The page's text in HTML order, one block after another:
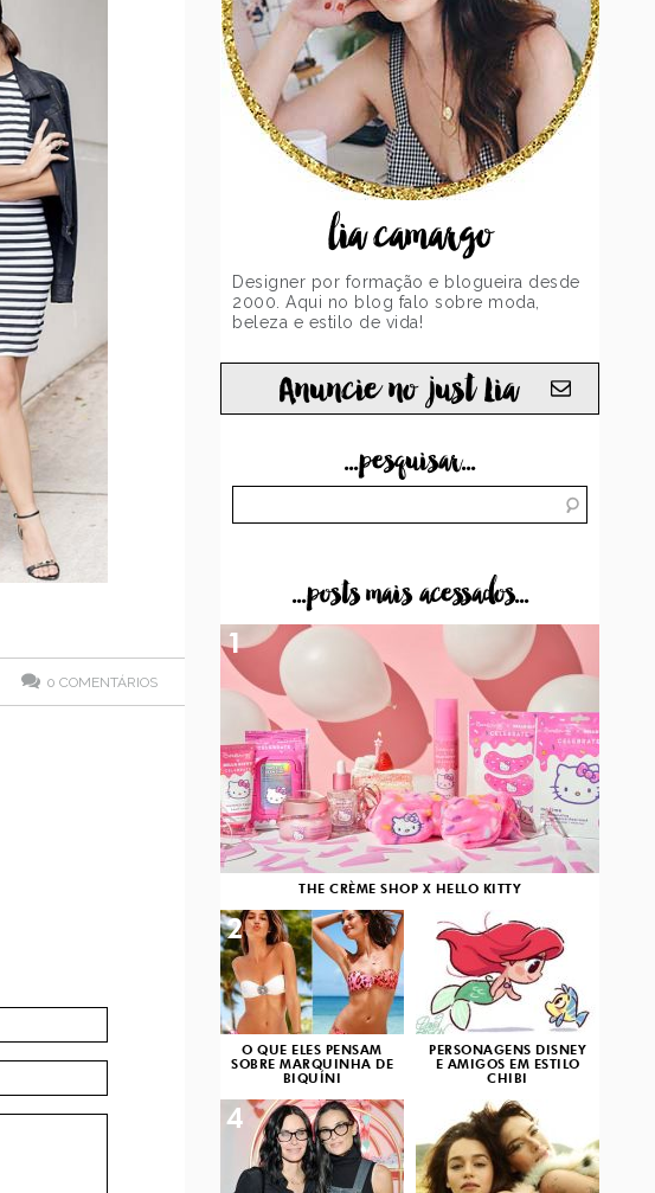
0 COMENTÁRIOS
lia camargo
Designer por formação e blogueira desde
2000. Aqui no blog falo sobre moda,
beleza e estilo de vida!
Anuncie no just Lia
...pesquisar...
...posts mais acessados...
THE CRÈME SHOP X HELLO KITTY
1
O QUE ELES PENSAM
SOBRE MARQUINHA DE
BIQUÍNI
2
PERSONAGENS DISNEY
E AMIGOS EM ESTILO
CHIBI
3
4